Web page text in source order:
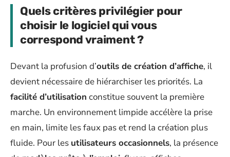
Quels critères privilégier pour
choisir le logiciel qui vous
correspond vraiment ?
Devant la profusion d’outils de création d’affiche, il
devient nécessaire de hiérarchiser les priorités. La
facilité d’utilisation constitue souvent la première
marche. Un environnement limpide accélère la prise
en main, limite les faux pas et rend la création plus
fluide. Pour les utilisateurs occasionnels, la présence